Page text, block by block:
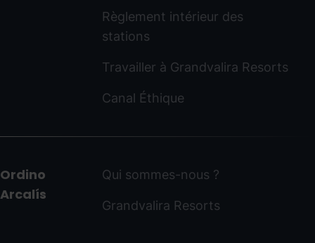
Règlement intérieur des
stations
Travailler à Grandvalira Resorts
Canal Éthique
Ordino
Arcalís
Qui sommes-nous ?
Grandvalira Resorts